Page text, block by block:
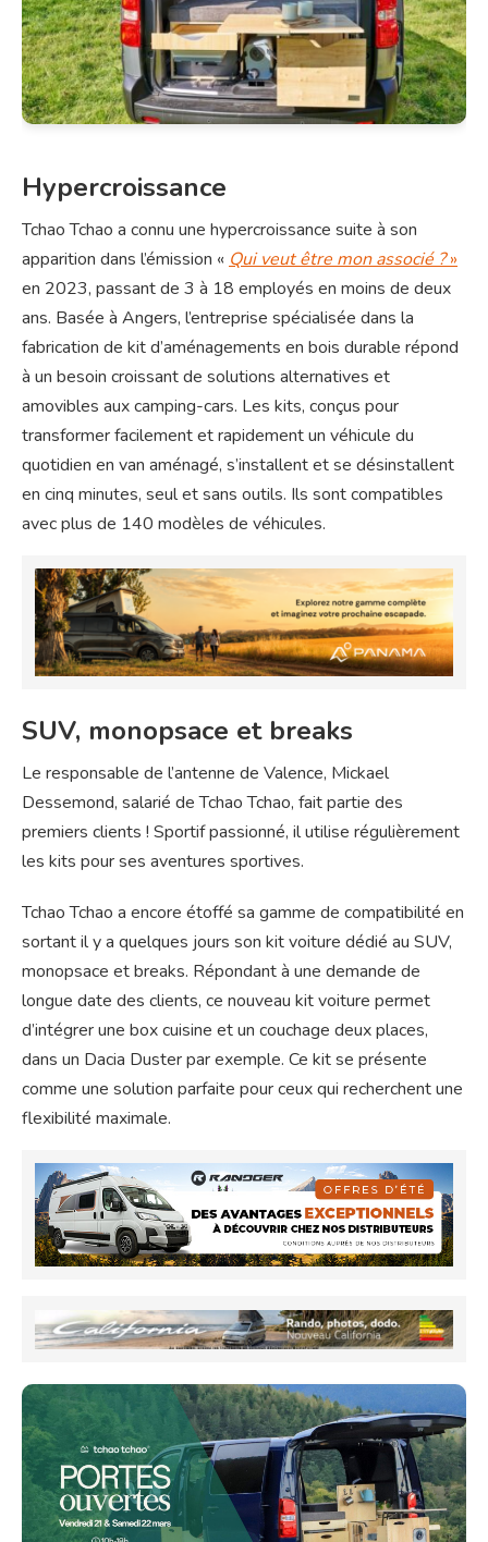
Hypercroissance
Tchao Tchao a connu une hypercroissance suite à son
apparition dans l’émission « Qui veut être mon associé ?»
en 2023, passant de 3 à 18 employés en moins de deux
ans. Basée à Angers, l’entreprise spécialisée dans la
fabrication de kit d’aménagements en bois durable répond
à un besoin croissant de solutions alternatives et
amovibles aux camping-cars. Les kits, conçus pour
transformer facilement et rapidement un véhicule du
quotidien en van aménagé, s’installent et se désinstallent
en cinq minutes, seul et sans outils. Ils sont compatibles
avec plus de 140 modèles de véhicules.
SUV, monopsace et breaks
Le responsable de l’antenne de Valence, Mickael
Dessemond, salarié de Tchao Tchao, fait partie des
premiers clients ! Sportif passionné, il utilise régulièrement
les kits pour ses aventures sportives.
Tchao Tchao a encore étoffé sa gamme de compatibilité en
sortant il y a quelques jours son kit voiture dédié au SUV,
monopsace et breaks. Répondant à une demande de
longue date des clients, ce nouveau kit voiture permet
d’intégrer une box cuisine et un couchage deux places,
dans un Dacia Duster par exemple. Ce kit se présente
comme une solution parfaite pour ceux qui recherchent une
flexibilité maximale.